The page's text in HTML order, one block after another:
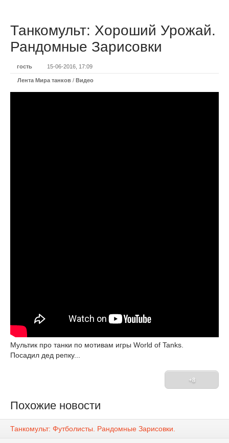
Танкомульт: Хороший Урожай.
Рандомные Зарисовки
гость 15-06-2016, 17:09
Лента Мира танков / Видео
Мультик про танки по мотивам игры World of Tanks.
Посадил дед репку...
+8
Похожие новости
Танкомульт: Футболисты. Рандомные Зарисовки.